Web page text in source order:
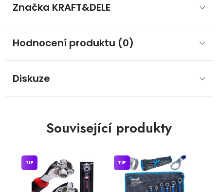
Značka KRAFT&DELE
Hodnocení produktu (0)
Diskuze
Související produkty
TIP TIP